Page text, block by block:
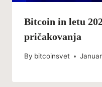
Bitcoin in letu
pričakovanja
By bitcoinsvet